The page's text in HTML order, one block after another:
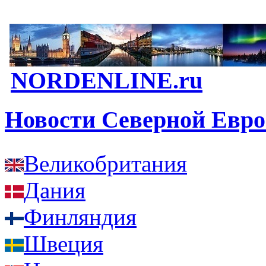
NORDENLINE.ru
Новости Северной
Великобритания
Дания
Финляндия
Швеция